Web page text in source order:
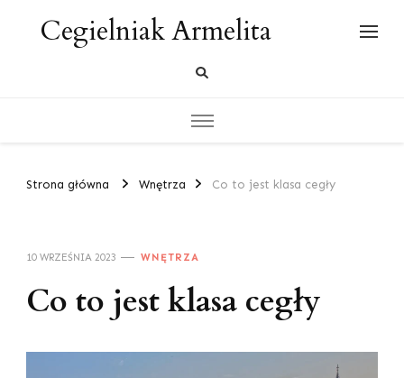
Cegielniak Armelita
Strona główna Wnętrza Co to jest klasa cegły
10 WRZEŚNIA 2023 WNĘTRZA
Co to jest klasa cegły